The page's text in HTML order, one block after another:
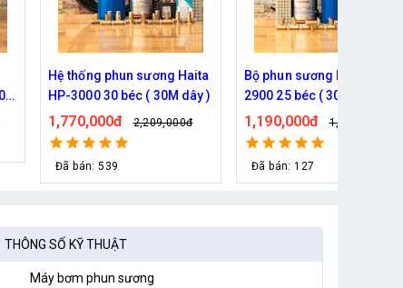
)
Bộ phun sương Haita HP-
2900 25 béc ( 30M dây)
1,190,000đ 1,339,000đ
Đã bán: 127
Hệ thống phun sương 5
( 10m dây )- Bơm Hàn
6017 trọn bộ
930,000đ 1,079,000đ
Đã bán: 76
THÔNG SỐ KỸ THUẬT
Máy bơm phun sương